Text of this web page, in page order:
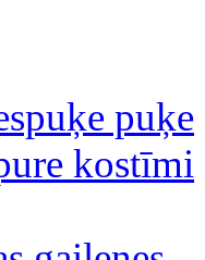
puķe
kostīmi